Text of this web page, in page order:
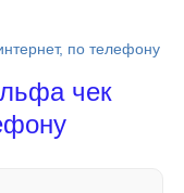
по телефону
чек